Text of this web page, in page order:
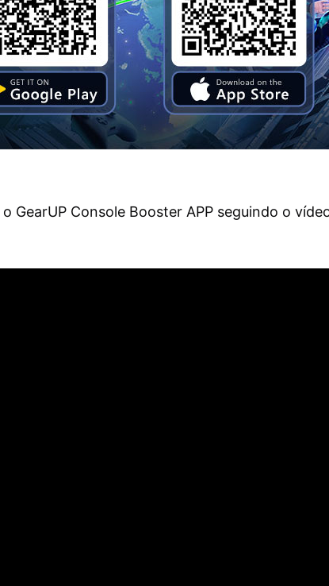
GearUP Console Booster APP seguindo o